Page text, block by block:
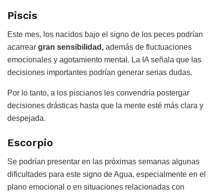
Piscis
Este mes, los nacidos bajo el signo de los peces podrían
acarrear gran sensibilidad, además de fluctuaciones
emocionales y agotamiento mental. La IA señala que las
decisiones importantes podrían generar serias dudas.
Por lo tanto, a los piscianos les convendría postergar
decisiones drásticas hasta que la mente esté más clara y
despejada.
Escorpio
Se podrían presentar en las próximas semanas algunas
dificultades para este signo de Agua, especialmente en el
plano emocional o en situaciones relacionadas con